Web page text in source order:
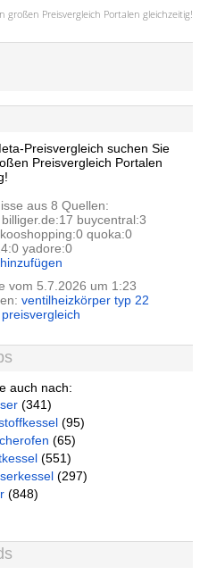
großen Preisvergleich Portalen gleichzeitig!
Preisvergleich suchen Sie
Preisvergleich Portalen
aus 8 Quellen:
buycentral:3
quoka:0
yadore:0
vom 5.7.2026 um 1:23
ventilheizkörper typ 22
auch nach:
(341)
(95)
(65)
(551)
(297)
(848)